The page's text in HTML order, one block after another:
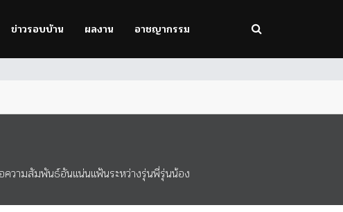
ข่าวรอบบ้าน ผลงาน อาชญากรรม
วามสัมพันธ์อันแน่นแฟ้นระหว่างรุ่นพี่รุ่นน้อง